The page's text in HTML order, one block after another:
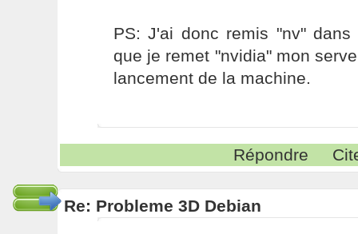
PS: J'ai donc remis "nv"
que je remet "nvidia" mon
lancement de la machine.
Répondre
Re: Probleme 3D Debian